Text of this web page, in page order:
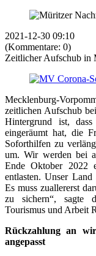
2021-12-30 09:10
(Kommentare: 0)
Zeitlicher Aufschub in
Mecklenburg-
zeitlichen Aufschub
Hintergrund ist,
eingeräumt hat, die
Soforthilfen zu
um. Wir werden bei
Ende Oktober 2022
entlasten. Unser
Es muss zuallererst
zu sichern“, sagte
Tourismus und Arbeit
Rückzahlung an
angepasst